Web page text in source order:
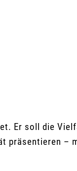
Er soll die
präsentieren –